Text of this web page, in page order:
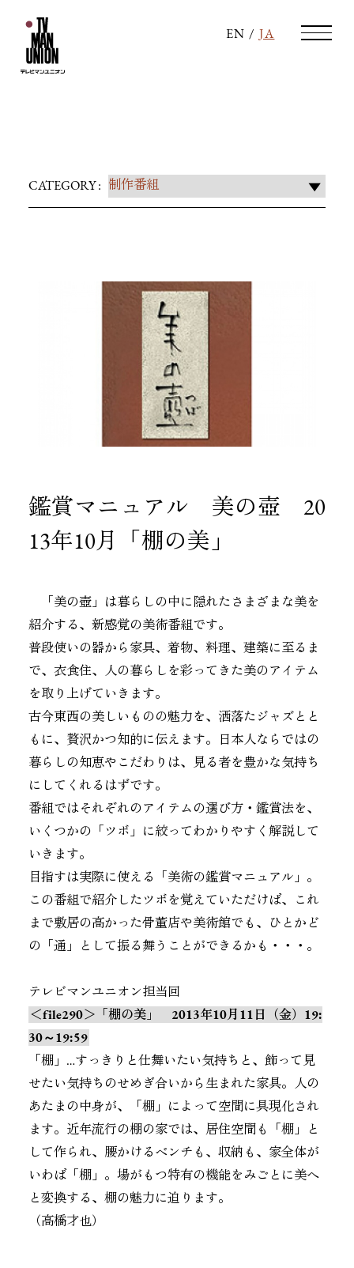
EN / JA
鑑賞マニュアル 美の壺 20
13年10月「棚の美」
「美の壺」は暮らしの中に隠れたさまざまな美を
紹介する、新感覚の美術番組です。
普段使いの器から家具、着物、料理、建築に至るま
で、衣食住、人の暮らしを彩ってきた美のアイテム
を取り上げていきます。
古今東西の美しいものの魅力を、洒落たジャズとと
もに、贅沢かつ知的に伝えます。日本人ならではの
暮らしの知恵やこだわりは、見る者を豊かな気持ち
にしてくれるはずです。
番組ではそれぞれのアイテムの選び方・鑑賞法を、
いくつかの「ツボ」に絞ってわかりやすく解説して
いきます。
目指すは実際に使える「美術の鑑賞マニュアル」。
この番組で紹介したツボを覚えていただけば、これ
まで敷居の高かった骨董店や美術館でも、ひとかど
の「通」として振る舞うことができるかも・・・。
テレビマンユニオン担当回
＜file290＞「棚の美」 2013年10月11日（金）19:
30～19:59
「棚」…すっきりと仕舞いたい気持ちと、飾って見
せたい気持ちのせめぎ合いから生まれた家具。人の
あたまの中身が、「棚」によって空間に具現化され
ます。近年流行の棚の家では、居住空間も「棚」と
して作られ、腰かけるベンチも、収納も、家全体が
いわば「棚」。場がもつ特有の機能をみごとに美へ
と変換する、棚の魅力に迫ります。
（高橋才也）